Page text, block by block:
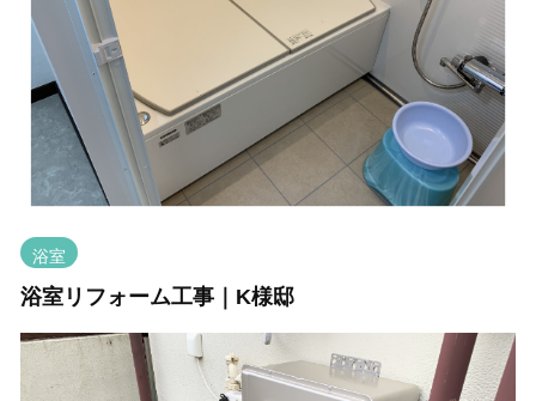
浴室
浴室リフォーム工事｜K様邸